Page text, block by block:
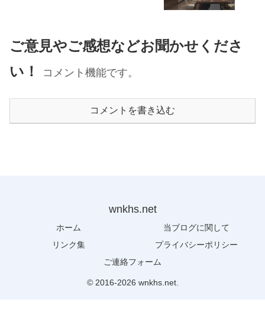
ご意見やご感想などお聞かせくださ
い！
コメント機能です。
コメントを書き込む
wnkhs.net
ホーム
当ブログに関して
リンク集
プライバシーポリシー
ご連絡フォーム
© 2016-2026 wnkhs.net.